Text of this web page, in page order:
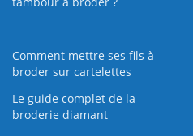
Comment mettre ses fils à
broder sur cartelettes
Le guide complet de la
broderie diamant